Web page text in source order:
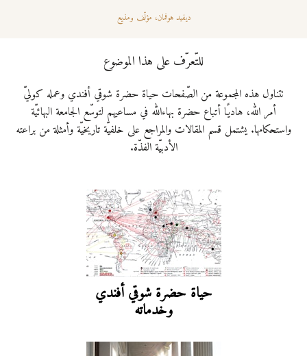
ديفيد هوفمان، مؤلّف ومذيع
للتّعرّف على هذا الموضوع
تتناول هذه المجموعة من الصّفحات حياة حضرة شوقي أفندي وعمله كوليّ
أمر اللّٰه، هاديًا أتباع حضرة بهاءاللّٰه في مساعيهم لتوسّع الجامعة البهائيّة
واستحكامها. يشتمل قسم المقالات والمراجع على خلفيّة تاريخيّة وأمثلة من براعته
الأدبيّة الفذّة.
حياة حضرة شوقي أفندي
وخدماته